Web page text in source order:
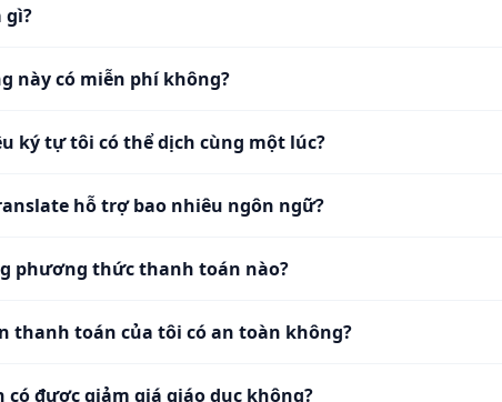
gì?
này có miễn phí không?
ký tự tôi có thể dịch cùng một lúc?
hỗ trợ bao nhiêu ngôn ngữ?
phương thức thanh toán nào?
thanh toán của tôi có an toàn không?
có được giảm giá giáo dục không?